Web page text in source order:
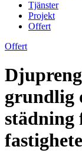
Tjänster
Projekt
Offert
Offert
grundlig
städning